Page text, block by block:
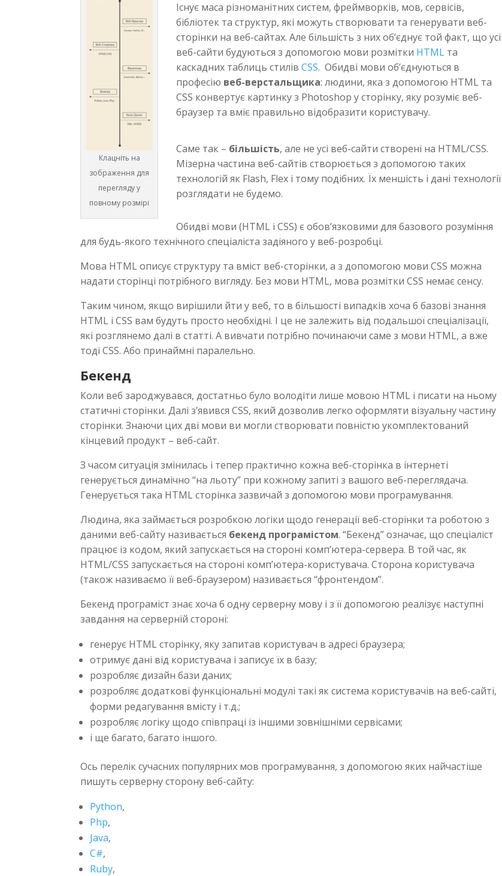
Клацніть на
зображення для
перегляду у
повному розмірі
Існує маса різноманітних систем, фреймворків, мов, сервісів,
бібліотек та структур, які можуть створювати та генерувати веб-
сторінки на веб-сайтах. Але більшість з них об’єднує той факт, що усі
веб-сайти будуються з допомогою мови розмітки HTML та
каскадних таблиць стилівCSS. Обидві мови об’єднуються в
професію веб-верстальщика: людини, яка з допомогою HTML та
CSS конвертує картинку з Photoshop у сторінку, яку розуміє веб-
браузер та вміє правильно відобразити користувачу.
Саме так – більшість, але не усі веб-сайти створені на HTML/CSS.
Мізерна частина веб-сайтів створюється з допомогою таких
технологій як Flash, Flex і тому подібних. Їх меншість і дані технології
розглядати не будемо.
Обидві мови (HTML i CSS) є обов’язковими для базового розуміння
для будь-якого технічного спеціаліста задіяного у веб-розробці.
Мова HTML описує структуру та вміст веб-сторінки, а з допомогою мови CSS можна
надати сторінці потрібного вигляду. Без мови HTML, мова розмітки CSS немає сенсу.
Таким чином, якщо вирішили йти у веб, то в більшості випадків хоча б базові знання
HTML i CSS вам будуть просто необхідні. І це не залежить від подальшої спеціалізації,
які розглянемо далі в статті. А вивчати потрібно починаючи саме з мови HTML, а вже
тоді CSS. Або принаймні паралельно.
Бекенд
Коли веб зароджувався, достатньо було володіти лише мовою HTML і писати на ньому
статичні сторінки. Далі з’явився CSS, який дозволив легко оформляти візуальну частину
сторінки. Знаючи цих дві мови ви могли створювати повністю укомплектований
кінцевий продукт – веб-сайт.
З часом ситуація змінилась і тепер практично кожна веб-сторінка в інтернеті
генерується динамічно “на льоту” при кожному запиті з вашого веб-переглядача.
Генерується така HTML сторінка зазвичай з допомогою мови програмування.
Людина, яка займається розробкою логіки щодо генерації веб-сторінки та роботою з
даними веб-сайту називається бекенд програмістом. “Бекенд” означає, що спеціаліст
працює із кодом, який запускається на стороні комп’ютера-сервера. В той час, як
HTML/CSS запускається на стороні комп’ютера-користувача. Сторона користувача
(також називаємо її веб-браузером) називається “фронтендом”.
Бекенд програміст знає хоча б одну серверну мову і з її допомогою реалізує наступні
завдання на серверній стороні:
генерує HTML сторінку, яку запитав користувач в адресі браузера;
отримує дані від користувача і записує їх в базу;
розробляє дизайн бази даних;
розробляє додаткові функціональні модулі такі як система користувачів на веб-сайті,
форми редагування вмісту і т.д.;
розробляє логіку щодо співпраці із іншими зовнішніми сервісами;
і ще багато, багато іншого.
Ось перелік сучасних популярних мов програмування, з допомогою яких найчастіше
пишуть серверну сторону веб-сайту:
Python,
Php,
Java,
C#,
Ruby,